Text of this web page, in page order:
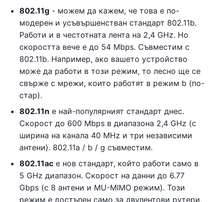
802.11g - можем да кажем, че това е по-
модерен и усъвършенстван стандарт 802.11b.
Работи и в честотната лента на 2,4 GHz. Но
скоростта вече е до 54 Mbps. Съвместим с
802.11b. Например, ако вашето устройство
може да работи в този режим, то лесно ще се
свърже с мрежи, които работят в режим b (по-
стар).
802.11n е най-популярният стандарт днес.
Скорост до 600 Mbps в диапазона 2,4 GHz (с
ширина на канала 40 MHz и три независими
антени). 802.11a / b / g съвместим.
802.11ac е нов стандарт, който работи само в
5 GHz диапазон. Скорост на данни до 6.77
Gbps (с 8 антени и MU-MIMO режим). Този
режим е достъпен само за двулентови рутери,